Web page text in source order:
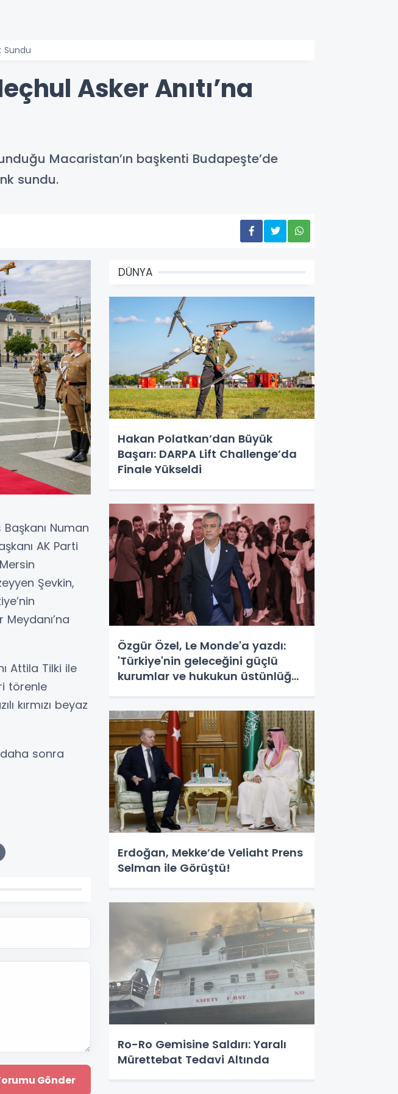
Sundu
Asker Anıtı’na
Macaristan’ın başkenti Budapeşte’de
sundu.
Numan
AK Parti
Şevkin,
Attila Tilki ile
törenle
kırmızı beyaz
sonra
DÜNYA
Hakan Polatkan’dan Büyük
Başarı: DARPA Lift Challenge’da
Finale Yükseldi
Özgür Özel, Le Monde'a yazdı:
'Türkiye'nin geleceğini güçlü
kurumlar ve hukukun üstünlüğü
Erdoğan, Mekke’de Veliaht Prens
Selman ile Görüştü!
Ro-Ro Gemisine Saldırı: Yaralı
Mürettebat Tedavi Altında